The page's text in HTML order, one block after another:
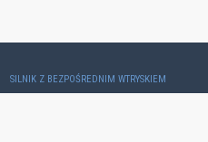
SILNIK Z BEZPOŚREDNIM WTRYSKIEM